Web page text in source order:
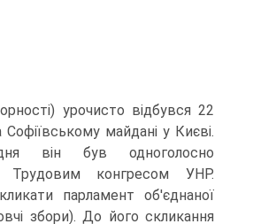
урочисто відбувся 22
Софіївському майдані у Києві.
він був одноголосно
Трудовим конгресом УНР.
парламент об'єднаної
збори). До його скликання